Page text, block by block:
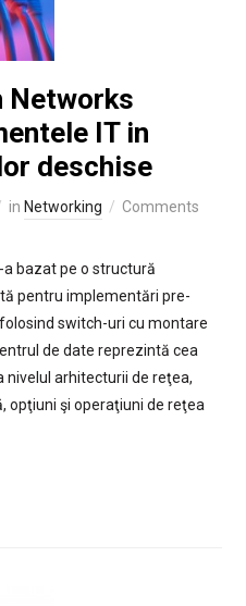
Networks
IT in
deschise
in Networking
Comments
bazat pe o structură
pentru implementări pre-
switch-uri cu montare
de date reprezintă cea
arhitecturii de reţea,
opţiuni şi operaţiuni de reţea